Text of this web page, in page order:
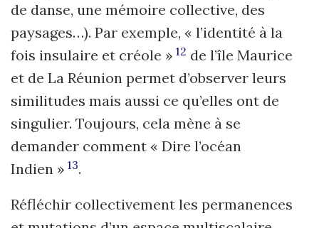
de danse, une mémoire collective, des
paysages…). Par exemple, « l’identité à la
fois insulaire et créole » 12 de l’île Maurice
et de La Réunion permet d’observer leurs
similitudes mais aussi ce qu’elles ont de
singulier. Toujours, cela mène à se
demander comment « Dire l’océan
Indien » 13.
Réfléchir collectivement les permanences